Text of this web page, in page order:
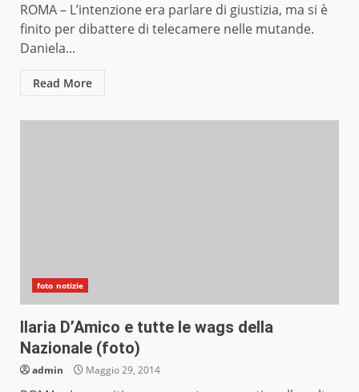
ROMA – L’intenzione era parlare di giustizia, ma si è
finito per dibattere di telecamere nelle mutande.
Daniela...
Read More
foto notizie
Ilaria D’Amico e tutte le wags della
Nazionale (foto)
admin Maggio 29, 2014